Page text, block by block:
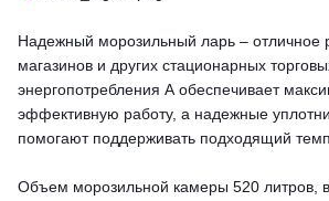
Надежный морозильный ларь – отличное
магазинов и других стационарных
энергопотребления А обеспечивает
эффективную работу, а надежные
помогают поддерживать подходящий
Объем морозильной камеры 520 литров,